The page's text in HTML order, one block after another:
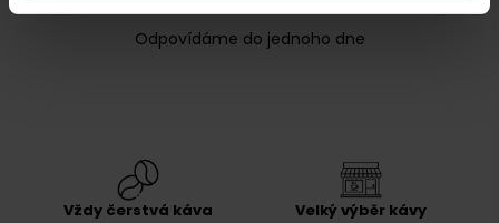
Odpovídáme do jednoho dne
Vždy čerstvá káva Velký výběr kávy